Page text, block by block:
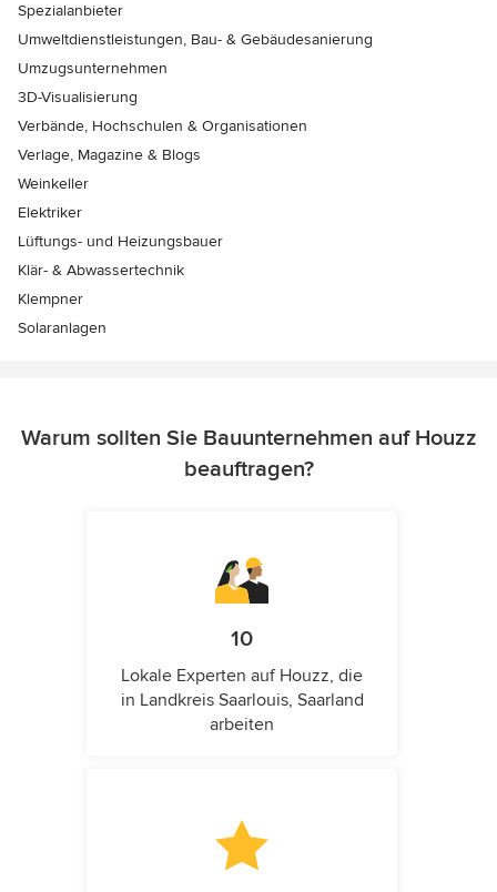
Spezialanbieter
Umweltdienstleistungen, Bau- & Gebäudesanierung
Umzugsunternehmen
3D-Visualisierung
Verbände, Hochschulen & Organisationen
Verlage, Magazine & Blogs
Weinkeller
Elektriker
Lüftungs- und Heizungsbauer
Klär- & Abwassertechnik
Klempner
Solaranlagen
Warum sollten Sie Bauunternehmen auf Houzz
beauftragen?
10
Lokale Experten auf Houzz, die
in Landkreis Saarlouis, Saarland
arbeiten